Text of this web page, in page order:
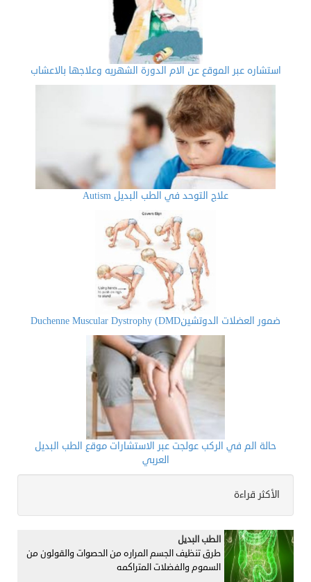
استشاره عبر الموقع عن الام الدورة الشهريه وعلاجها بالاعشاب
علاج التوحد في الطب البديل Autism
ضمور العضلات الدوتشينDuchenne Muscular Dystrophy (DMD
حالة الم في الركب عولجت عبر الاستشارات موقع الطب البديل
العربي
الأكثر قراءة
الطب البديل
طرق تنظيف الجسم المراره من الحصوات والقولون من
السموم والفضلات المتراكمه